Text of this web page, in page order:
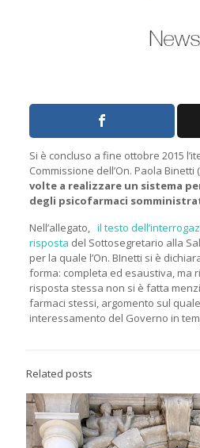
Si è concluso a fine ottobre 2015
Commissione dell’On. Paola Binetti
volte a realizzare un sistema
degli psicofarmaci
Nell’allegato, il testo
risposta del Sottosegretario alla
per la quale l’On. BInetti si è
forma: completa ed esaustiva, ma
risposta stessa non si è fatta
farmaci stessi, argomento sul
interessamento del Governo in
Related posts